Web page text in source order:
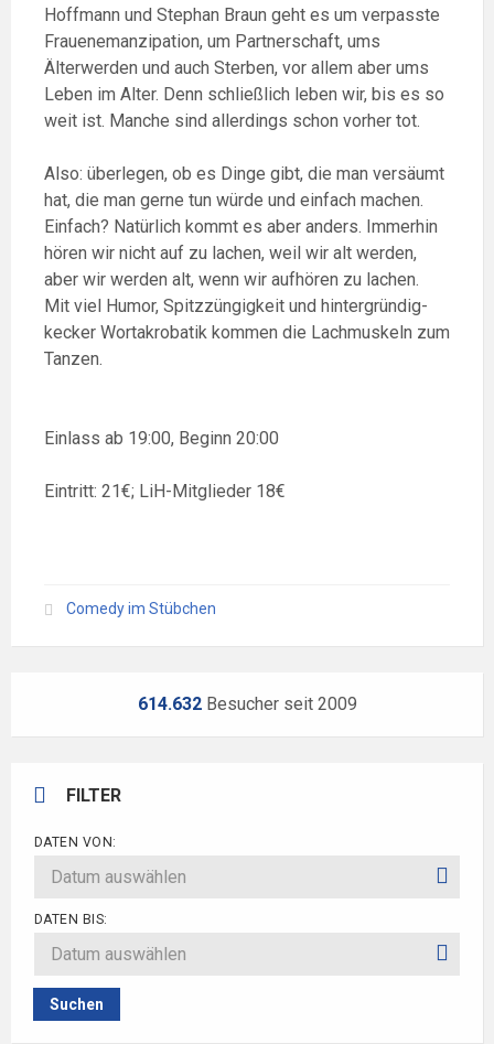
Hoffmann und Stephan Braun geht es um verpasste
Frauenemanzipation, um Partnerschaft, ums
Älterwerden und auch Sterben, vor allem aber ums
Leben im Alter. Denn schließlich leben wir, bis es so
weit ist. Manche sind allerdings schon vorher tot.
Also: überlegen, ob es Dinge gibt, die man versäumt
hat, die man gerne tun würde und einfach machen.
Einfach? Natürlich kommt es aber anders. Immerhin
hören wir nicht auf zu lachen, weil wir alt werden,
aber wir werden alt, wenn wir aufhören zu lachen.
Mit viel Humor, Spitzzüngigkeit und hintergründig-
kecker Wortakrobatik kommen die Lachmuskeln zum
Tanzen.
Einlass ab 19:00, Beginn 20:00
Eintritt: 21€; LiH-Mitglieder 18€
Comedy im Stübchen
614.632 Besucher seit 2009
FILTER
DATEN VON:
DATEN BIS:
Suchen